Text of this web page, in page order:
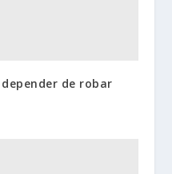
de robar